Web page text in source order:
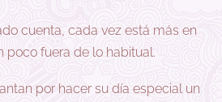
cuenta, cada vez está más en
poco fuera de lo habitual.
por hacer su día especial un